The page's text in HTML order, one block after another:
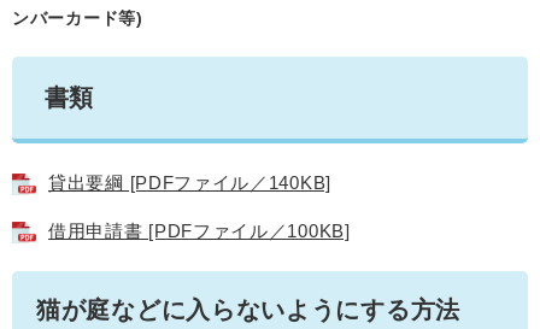
ンバーカード等)
書類
貸出要綱 [PDFファイル／140KB]
借用申請書 [PDFファイル／100KB]
猫が庭などに入らないようにする方法